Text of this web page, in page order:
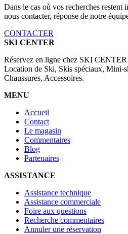
Dans le cas où vos recherches restent
nous contacter, réponse de notre
CONTACTER
SKI CENTER
Réservez en ligne chez SKI
Location de Ski, Skis spéciaux, Mini-
Chaussures, Accessoires.
MENU
Accueil
Contact
Le magasin
Commentaires
Blog
Partenaires
ASSISTANCE
Assistance technique
Assistance commerciale
Foire aux questions
Recherche commentaires
Annuler une réservation